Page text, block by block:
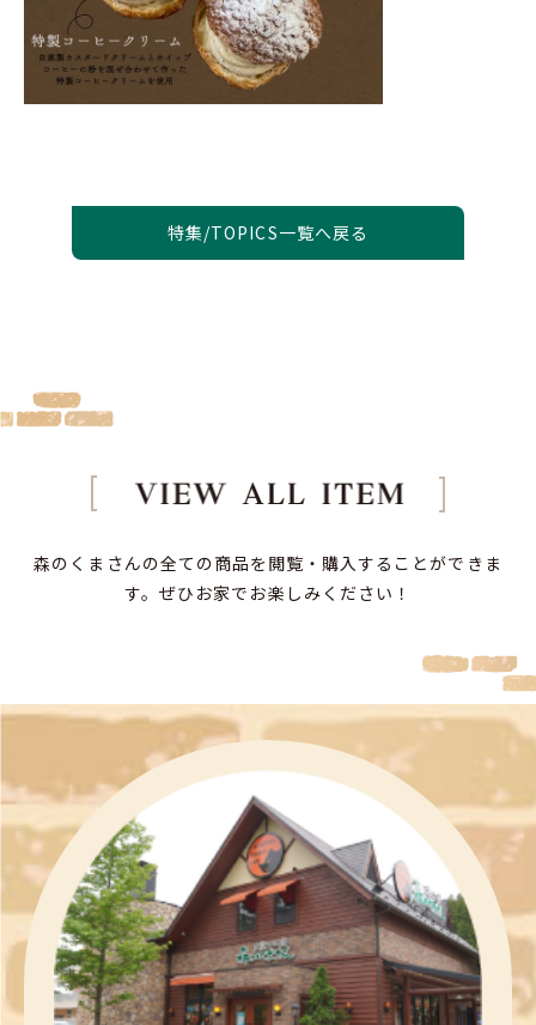
特集/TOPICS一覧へ戻る
森のくまさんの全ての商品を閲覧・購入することができま
す。ぜひお家でお楽しみください！